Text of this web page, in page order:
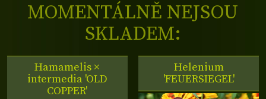
MOMENTÁLNĚ NEJSOU
SKLADEM:
Hamamelis ×
intermedia 'OLD
COPPER'
Helenium
'FEUERSIEGEL'